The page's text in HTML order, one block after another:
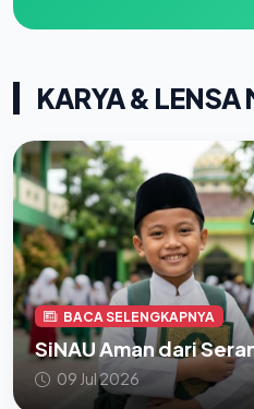
KARYA & LENSA
BACA SELENGKAPNYA
SiNAU Aman dari
09 Jul 2026